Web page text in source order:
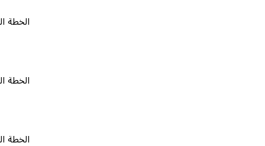
الخطة المجانية
الخطة المجانية
الخطة المجانية